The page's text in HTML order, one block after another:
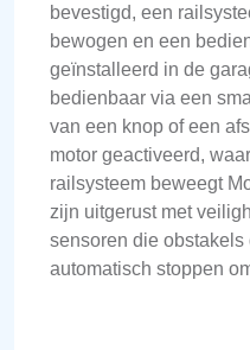
bevestigd, een
bewogen en een
geïnstalleerd in de
bedienbaar via een
van een knop of een
motor geactiveerd,
railsysteem beweegt
zijn uitgerust met
sensoren die
automatisch stoppen